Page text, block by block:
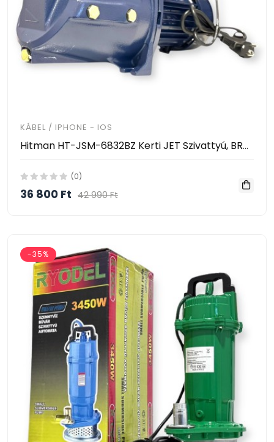
KÁBEL / IPHONE - IOS
Hitman HT-JSM-6832BZ Kerti JET Szivattyú, BRONZ lapátos, 2750W teljesítmény
(0)
36 800 Ft 42 990 Ft
-35%